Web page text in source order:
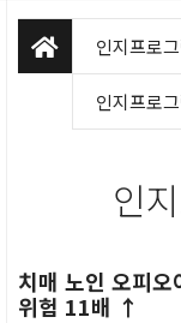
인지프로
인지프로
인
치매 노인 오피
위험 11배 ↑